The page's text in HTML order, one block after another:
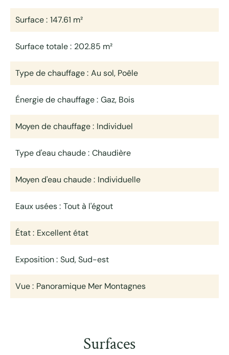
Surface 147.61 m²
Surface totale 202.85 m²
Type de chauffage Au sol, Poêle
Énergie de chauffage Gaz, Bois
Moyen de chauffage Individuel
Type d'eau chaude Chaudière
Moyen d'eau chaude Individuelle
Eaux usées Tout à l'égout
État Excellent état
Exposition Sud, Sud-est
Vue Panoramique Mer Montagnes
Surfaces